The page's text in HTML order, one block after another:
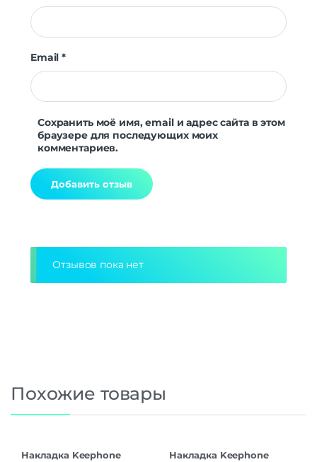
Email*
Сохранить моё имя, email и адрес сайта в этом
браузере для последующих моих
комментариев.
Отзывов пока нет
Похожие товары
Накладка Keephone
Накладка Keephone